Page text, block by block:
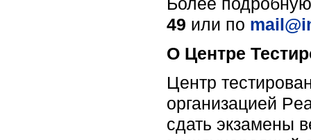
49 или по
О Центре
Центр
организацией
сдать экзамены